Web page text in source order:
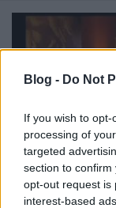
Blog - Do Not
If you wish to
processing of
targeted
section to
opt-out request is
interest-based